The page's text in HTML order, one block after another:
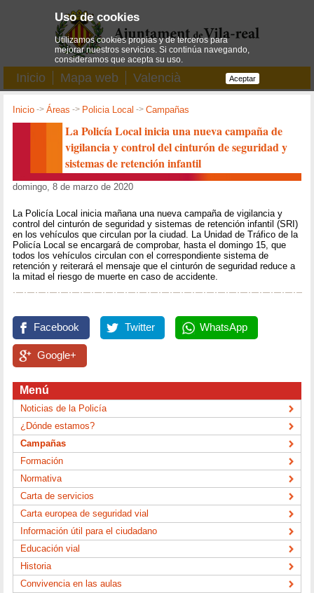
Inicio Mapa web Valencià
Inicio ->Áreas -> Policia Local ->Campañas
La Policía Local inicia una nueva campaña de
vigilancia y control del cinturón de seguridad y
sistemas de retención infantil
domingo, 8 de marzo de 2020
La Policía Local inicia mañana una nueva campaña de vigilancia y
control del cinturón de seguridad y sistemas de retención infantil (SRI)
en los vehículos que circulan por la ciudad. La Unidad de Tráfico de la
Policía Local se encargará de comprobar, hasta el domingo 15, que
todos los vehículos circulan con el correspondiente sistema de
retención y reiterará el mensaje que el cinturón de seguridad reduce a
la mitad el riesgo de muerte en caso de accidente.
Facebook Twitter WhatsApp
Google+
Menú
Noticias de la Policía
¿Dónde estamos?
Campañas
Formación
Normativa
Carta de servicios
Carta europea de seguridad vial
Información útil para el ciudadano
Educación vial
Historia
Convivencia en las aulas
Uso de cookies
Utilizamos cookies propias y de terceros para
mejorar nuestros servicios. Si continúa navegando,
consideramos que acepta su uso.
Aceptar